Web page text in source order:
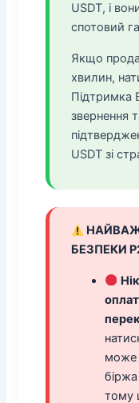
USDT, і
спотовий
Якщо
хвилин,
Підтримка
звернення
USDT зі
БЕЗПЕКИ
може
тому